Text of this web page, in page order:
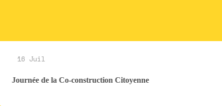
16 Juil
Journée de la Co-construction Citoyenne